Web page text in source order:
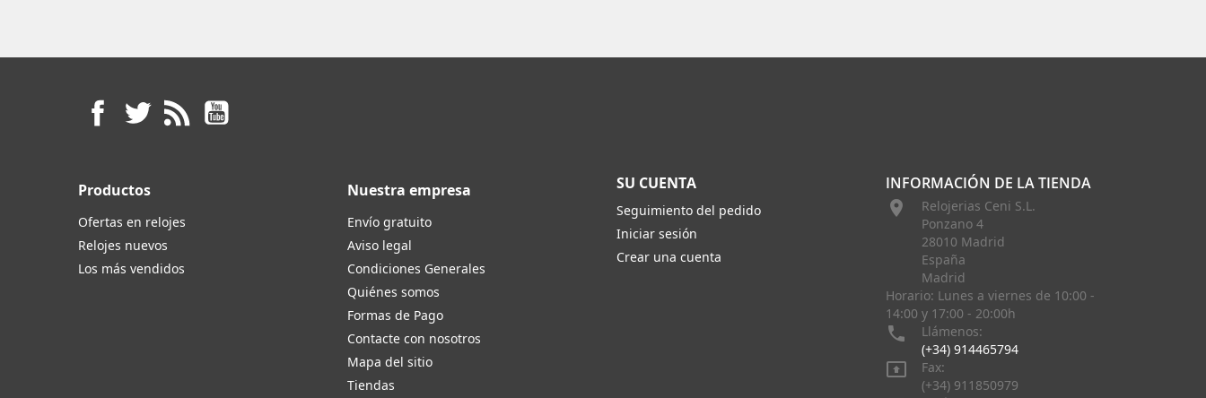
Facebook
Twitter Rss
Productos
Ofertas en relojes
Relojes nuevos
Los más vendidos
Nuestra empresa
Envío gratuito
Aviso legal
Condiciones Generales
Quiénes somos
Formas de Pago
Contacte con nosotros
Mapa del sitio
Tiendas
SU CUENTA
Seguimiento del pedido
Iniciar sesión
Crear una cuenta
INFORMACIÓN DE LA TIENDA

Relojerias Ceni S.L.
Ponzano 4
28010 Madrid
España
Madrid
Horario: Lunes a viernes de 10:00 -
14:00 y 17:00 - 20:00h

Llámenos:
(+34) 914465794

Fax:
(+34) 911850979